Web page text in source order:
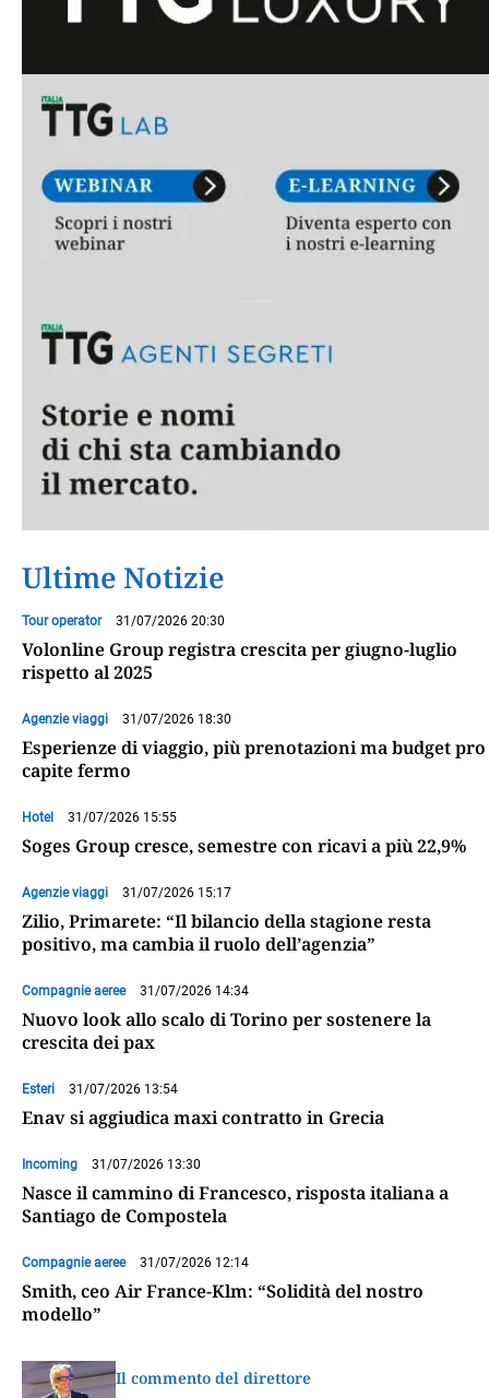
Ultime Notizie
Tour operator 31/07/2026 20:30
Volonline Group registra crescita per giugno-luglio
rispetto al 2025
Agenzie viaggi 31/07/2026 18:30
Esperienze di viaggio, più prenotazioni ma budget pro
capite fermo
Hotel 31/07/2026 15:55
Soges Group cresce, semestre con ricavi a più 22,9%
Agenzie viaggi 31/07/2026 15:17
Zilio, Primarete: “Il bilancio della stagione resta
positivo, ma cambia il ruolo dell’agenzia”
Compagnie aeree 31/07/2026 14:34
Nuovo look allo scalo di Torino per sostenere la
crescita dei pax
Esteri 31/07/2026 13:54
Enav si aggiudica maxi contratto in Grecia
Incoming 31/07/2026 13:30
Nasce il cammino di Francesco, risposta italiana a
Santiago de Compostela
Compagnie aeree 31/07/2026 12:14
Smith, ceo Air France-Klm: “Solidità del nostro
modello”
Il commento del direttore